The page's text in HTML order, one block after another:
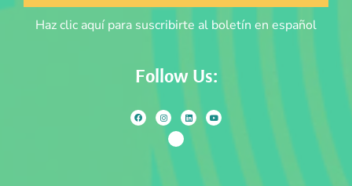
Haz clic aquí para suscribirte al boletín en español
Follow Us: